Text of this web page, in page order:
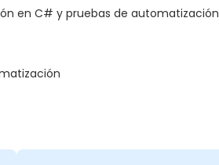
en C# y pruebas de automatización